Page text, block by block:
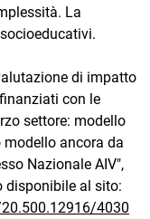
La
di impatto
con le
settore: modello
ancora da
Nazionale AIV",
disponibile al sito:
4030